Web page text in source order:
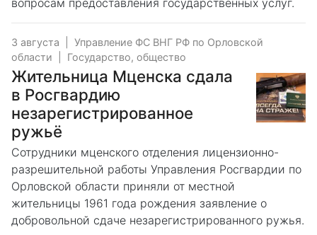
3 августа
Управление ФС ВНГ РФ по Орловской
области
Государство, общество
Жительница Мценска сдала
в Росгвардию
незарегистрированное
ружьё
Сотрудники мценского отделения лицензионно-
разрешительной работы Управления Росгвардии по
Орловской области приняли от местной
жительницы 1961 года рождения заявление о
добровольной сдаче незарегистрированного ружья.